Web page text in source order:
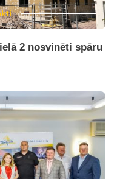
2 nosvinēti spāru